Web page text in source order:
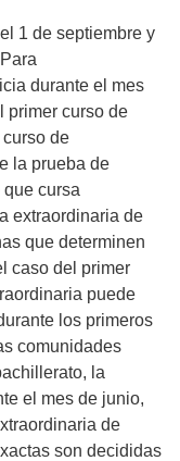
1 de septiembre y
durante el mes
primer curso de
de
la prueba de
cursa
extraordinaria de
que determinen
caso del primer
puede
los primeros
comunidades
la
el mes de junio,
de
son decididas